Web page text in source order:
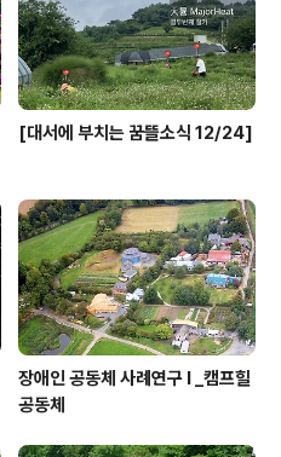
[대서에 부치는 꿈뜰소식 12/24]
장애인 공동체 사례연구 I _캠프힐
공동체